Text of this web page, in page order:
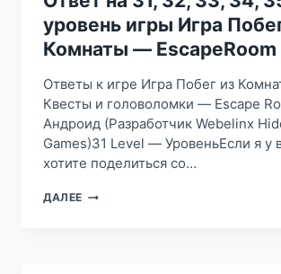
УРОВЕНЬ
ИГРЫ
ИГРА
ПОБЕГ
КОМНАТЫ
—
ESCAPEROOM
уровень игры Игра
Комнаты — EscapeRoom
Ответы к игре Игра Побег из
Квесты и головоломки — Escape
Андроид (Разработчик Webelinx
Games)31 Level — УровеньЕсли я у
хотите поделиться со…
ДАЛЕЕ ОТВЕТ